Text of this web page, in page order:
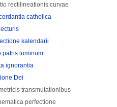
rectilineationis curvae
catholica
kalendarii
patris luminum
ignorantia
Dei
transmutationibus
perfectione